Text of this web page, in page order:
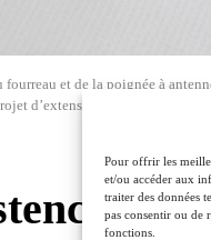
Pour offrir les
et/ou accéder aux
traiter des données
pas consentir ou de
fonctions.
et de la poignée à
d’extension de la ZAC des